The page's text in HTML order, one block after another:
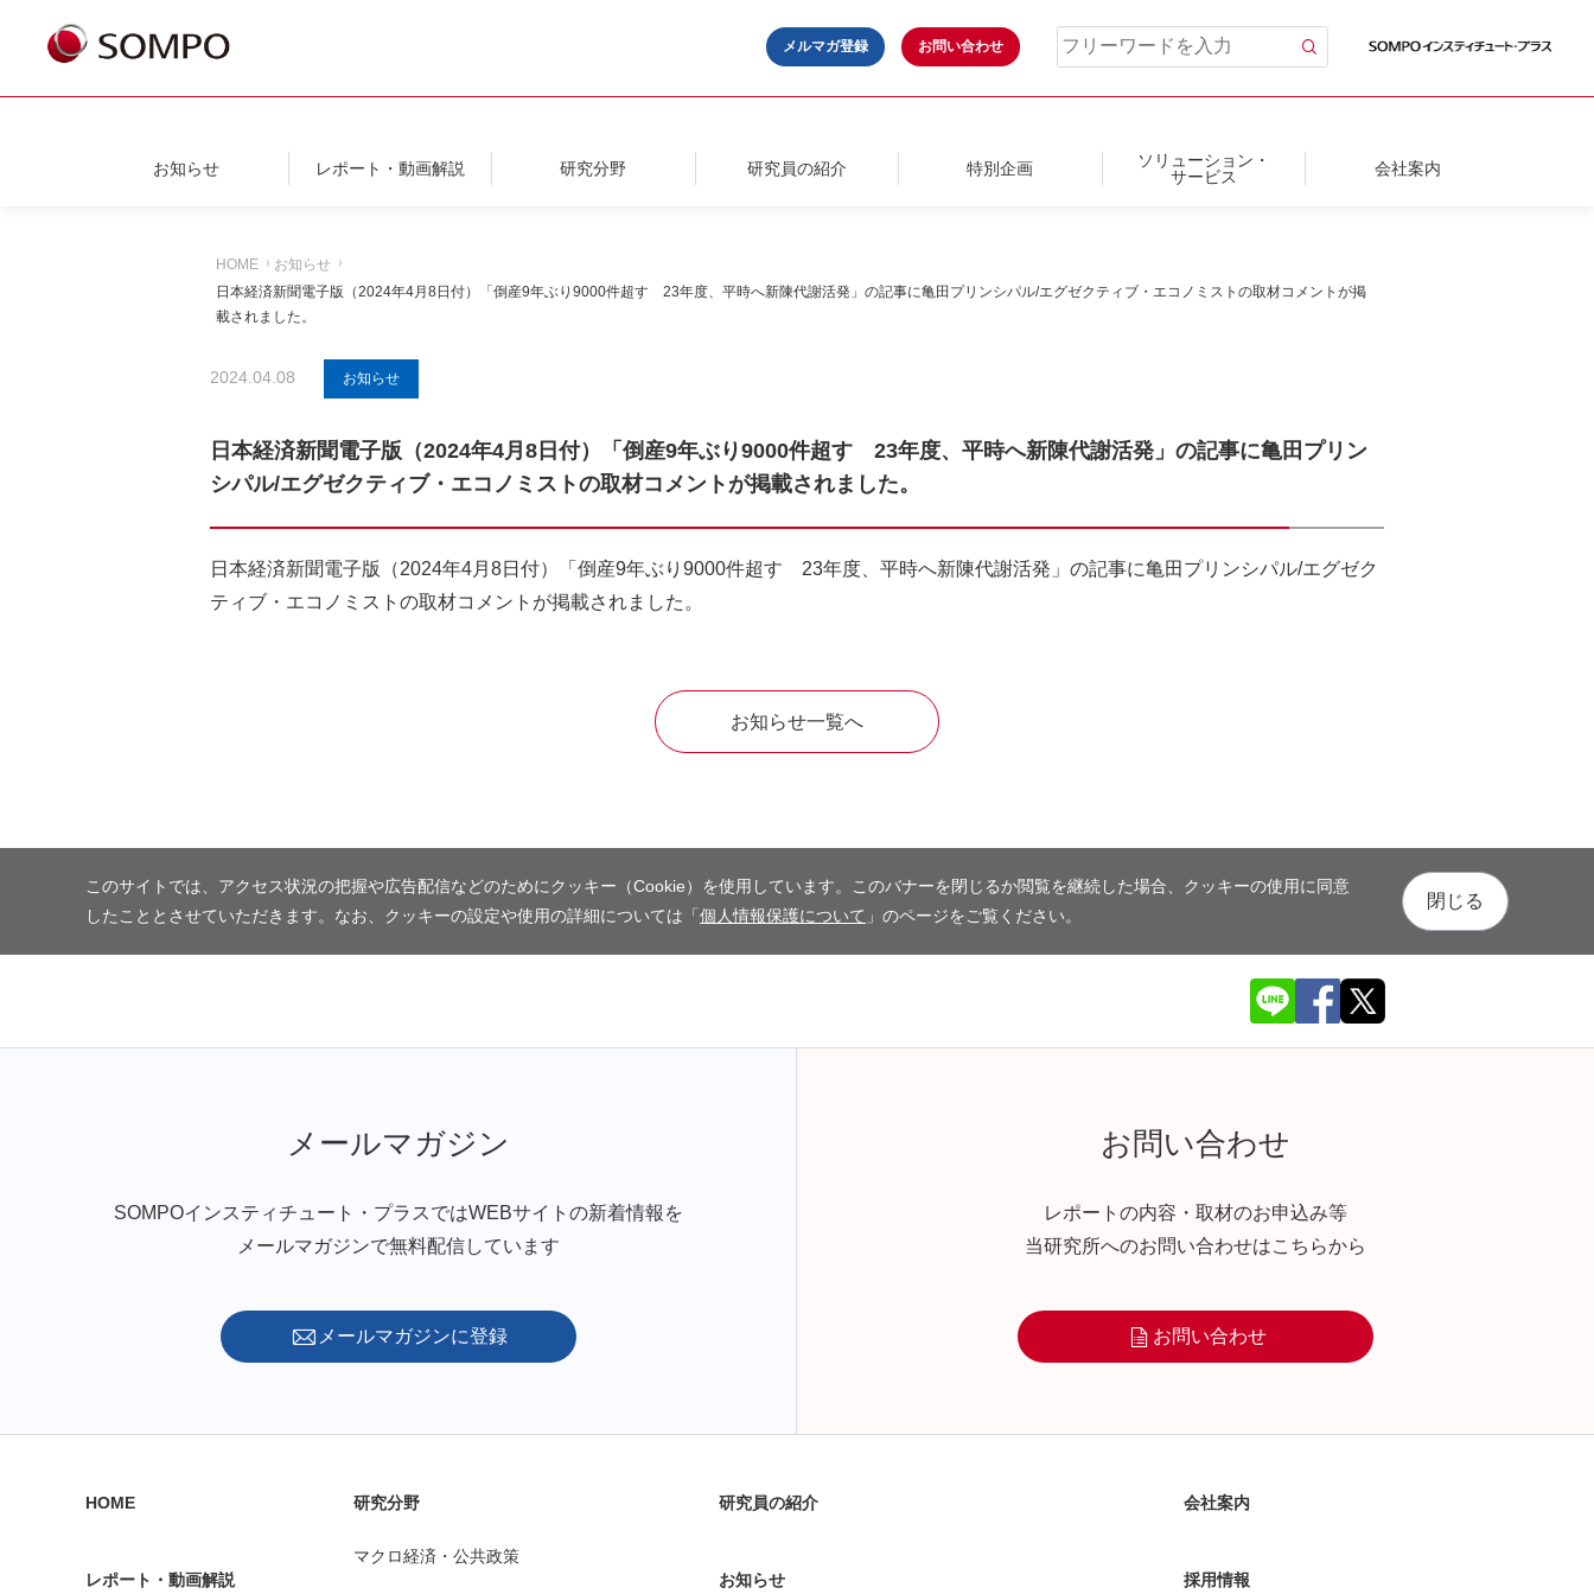
メルマガ登録 お問い合わせ
お知らせ レポート・動画解説 研究分野 研究員の紹介 特別企画
ソリューション・
サービス
会社案内
HOME
お知らせ
日本経済新聞電子版（2024年4月8日付）「倒産9年ぶり9000件超す 23年度、平時へ新陳代謝活発」の記事に亀田プリンシパル/エグゼクティブ・エコノミストの取材コメントが掲
載されました。
2024.04.08 お知らせ
日本経済新聞電子版（2024年4月8日付）「倒産9年ぶり9000件超す 23年度、平時へ新陳代謝活発」の記事に亀田プリン
シパル/エグゼクティブ・エコノミストの取材コメントが掲載されました。
日本経済新聞電子版（2024年4月8日付）「倒産9年ぶり9000件超す 23年度、平時へ新陳代謝活発」の記事に亀田プリンシパル/エグゼク
ティブ・エコノミストの取材コメントが掲載されました。
お知らせ一覧へ
このサイトでは、アクセス状況の把握や広告配信などのためにクッキー（Cookie）を使用しています。このバナーを閉じるか閲覧を継続した場合、クッキーの使用に同意
したこととさせていただきます。なお、クッキーの設定や使用の詳細については「 個人情報保護について 」のページをご覧ください。
閉じる
メールマガジン
SOMPOインスティチュート・プラスではWEBサイトの新着情報を
メールマガジンで無料配信しています
メールマガジンに登録
お問い合わせ
レポートの内容・取材のお申込み等
当研究所へのお問い合わせはこちらから
お問い合わせ
HOME
レポート・動画解説
研究分野
マクロ経済・公共政策
研究員の紹介
お知らせ
会社案内
採用情報